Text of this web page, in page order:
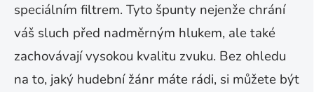
speciálním filtrem. Tyto špunty nejenže chrání
váš sluch před nadměrným hlukem, ale také
zachovávají vysokou kvalitu zvuku. Bez ohledu
na to, jaký hudební žánr máte rádi, si můžete být